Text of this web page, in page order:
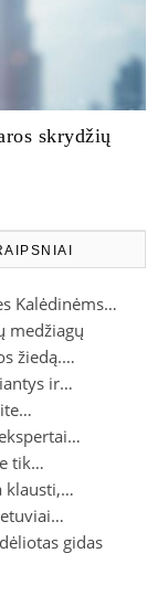
skrydžių
Kalėdinėms…
medžiagų
žiedą.…
ir…
tik…
klausti,…
gidas